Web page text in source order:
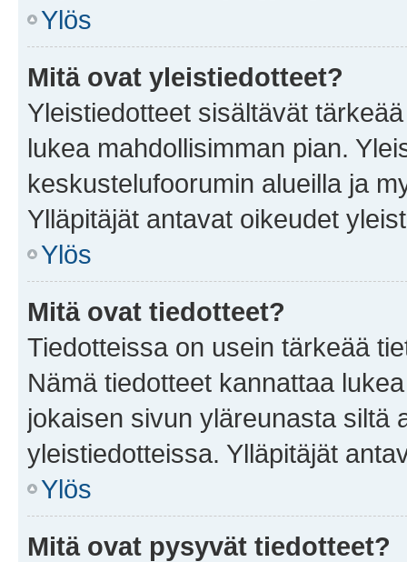
Ylös
Mitä ovat yleistiedotteet?
Yleistiedotteet sisältävät
lukea mahdollisimman pian.
keskustelufoorumin alueilla ja
Ylläpitäjät antavat oikeudet
Ylös
Mitä ovat tiedotteet?
Tiedotteissa on usein tärkeää
Nämä tiedotteet kannattaa
jokaisen sivun yläreunasta siltä
yleistiedotteissa. Ylläpitäjät
Ylös
Mitä ovat pysyvät tiedotteet?